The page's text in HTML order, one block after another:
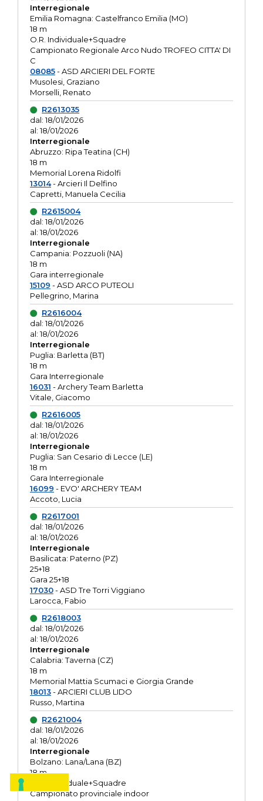
Interregionale
Emilia Romagna: Castelfranco Emilia (MO)
18 m
O.R. Individuale+Squadre
Campionato Regionale Arco Nudo TROFEO CITTA' DI
C
08085- ASD ARCIERI DEL FORTE
Musolesi, Graziano
Morselli, Renato
R2613035
dal: 18/01/2026
al: 18/01/2026
Interregionale
Abruzzo: Ripa Teatina (CH)
18 m
Memorial Lorena Ridolfi
13014- Arcieri Il Delfino
Capretti, Manuela Cecilia
R2615004
dal: 18/01/2026
al: 18/01/2026
Interregionale
Campania: Pozzuoli (NA)
18 m
Gara interregionale
15109 - ASD ARCO PUTEOLI
Pellegrino, Marina
R2616004
dal: 18/01/2026
al: 18/01/2026
Interregionale
Puglia: Barletta (BT)
18 m
Gara Interregionale
16031 - Archery Team Barletta
Vitale, Giacomo
R2616005
dal: 18/01/2026
al: 18/01/2026
Interregionale
Puglia: San Cesario di Lecce (LE)
18 m
Gara Interregionale
16099 - EVO' ARCHERY TEAM
Accoto, Lucia
R2617001
dal: 18/01/2026
al: 18/01/2026
Interregionale
Basilicata: Paterno (PZ)
25+18
Gara 25+18
17030- ASD Tre Torri Viggiano
Larocca, Fabio
R2618003
dal: 18/01/2026
al: 18/01/2026
Interregionale
Calabria: Taverna (CZ)
18 m
Memorial Mattia Scumaci e Giorgia Grande
18013- ARCIERI CLUB LIDO
Russo, Martina
R2621004
dal: 18/01/2026
al: 18/01/2026
Interregionale
Bolzano: Lana/Lana (BZ)
18 m
O.R. Individuale+Squadre
Campionato provinciale indoor